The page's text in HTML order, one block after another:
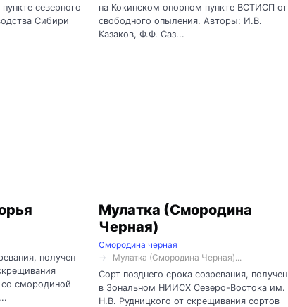
северного
Сибири
на Кокинском опорном пункте ВСТИСП от
свободного опыления. Авторы: И.В.
Казаков, Ф.Ф. Саз...
получен
смородиной
Мулатка (Смородина
Черная)
Смородина черная
Мулатка (Смородина Черная)...
Сорт позднего срока созревания, получен
в Зональном НИИСХ Северо-Востока им.
Н.В. Рудницкого от скрещивания сортов